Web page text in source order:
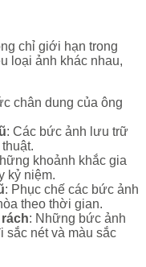
chỉ giới hạn trong
loại ảnh khác nhau,
chân dung của ông
: Các bức ảnh lưu trữ
khoảnh khắc gia
kỷ niệm.
: Phục chế các bức ảnh
theo thời gian.
: Những bức ảnh
sắc nét và màu sắc